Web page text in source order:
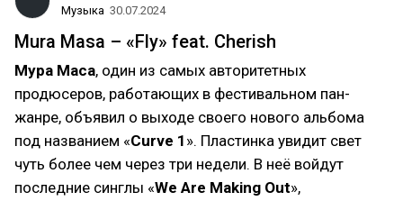
Музыка 30.07.2024
Mura Masa – «Fly» feat. Cherish
Мура Маса, один из самых авторитетных
продюсеров, работающих в фестивальном пан-
жанре, объявил о выходе своего нового альбома
под названием «Curve 1 ». Пластинка увидит свет
чуть более чем через три недели. В неё войдут
последние синглы «We Are Making Out»,